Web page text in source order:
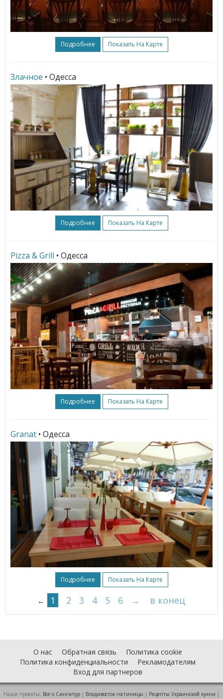
Подробнее Показать На Карте
Злачное • Одесса
Подробнее Показать На Карте
Pizza & Grill • Одесса
Подробнее Показать На Карте
Granat • Одесса
Подробнее Показать На Карте
← 1 2 3 4 5 6 → в конец
О нас Обратная связь
Политика cookie
Политика конфиденциальности
Рекламодателям
Вход для партнеров
Наши проекты: Все о Cингапур | Владивосток гостиницы | Рецепты Украинской кухни |